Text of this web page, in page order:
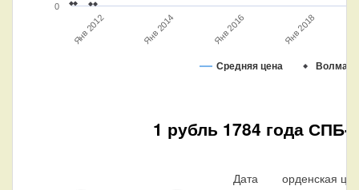
Средняя цена Волмар
Янв 2012 Янв 2014 Янв 2016 Янв 2018
0
1 рубль 1784 года
Дата
орденская